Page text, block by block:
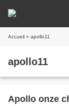
Accueil » apollo11
apollo11
Apollo onze